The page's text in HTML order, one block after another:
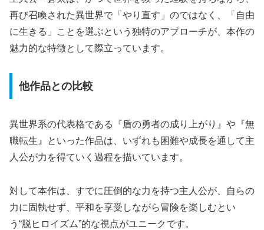
再び召喚された異世界で「やり直す」のではなく、「自由
に生きる」ことを選ぶという独特のアプローチが、本作の
魅力的な特徴として際立っています。
他作品との比較
異世界系の代表格である『盾の勇者の成り上がり』や『無
職転生』といった作品は、いずれも困難や成長を通して主
人公が力を得ていく過程を描いています。
対して本作は、すでに圧倒的な力を持つ主人公が、自らの
力に固執せず、平和を享受しながら冒険を楽しむとい
う“脱ヒロイズム”的な視点がユニークです。